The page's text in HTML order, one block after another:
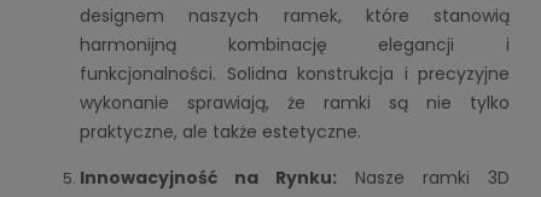
designem naszych ramek, które stanowią
harmonijną kombinację elegancji i
funkcjonalności. Solidna konstrukcja i precyzyjne
wykonanie sprawiają, że ramki są nie tylko
praktyczne, ale także estetyczne.
Innowacyjność na Rynku: Nasze ramki 3D